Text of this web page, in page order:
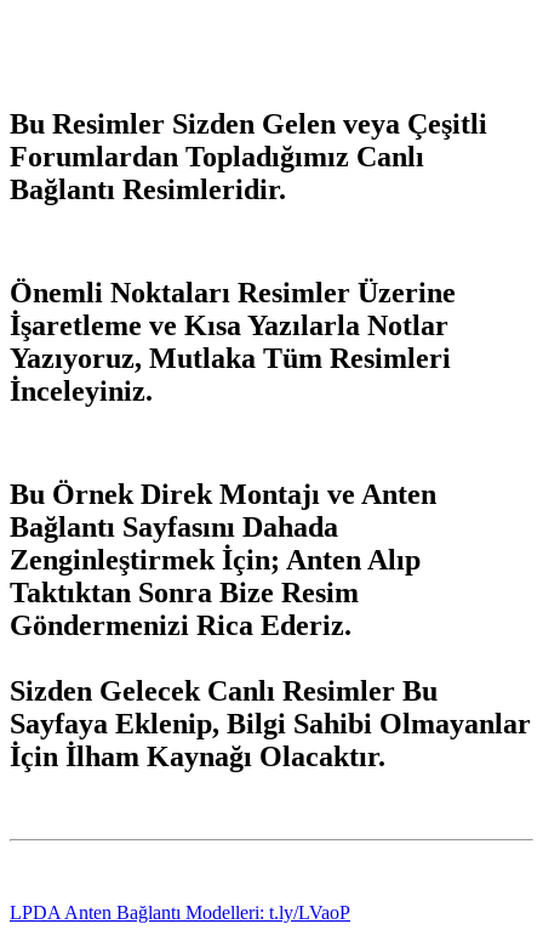
Bu Resimler Sizden Gelen veya Çeşitli
Forumlardan Topladığımız Canlı
Bağlantı Resimleridir.
Önemli Noktaları Resimler Üzerine
İşaretleme ve Kısa Yazılarla Notlar
Yazıyoruz, Mutlaka Tüm Resimleri
İnceleyiniz.
Bu Örnek Direk Montajı ve Anten
Bağlantı Sayfasını Dahada
Zenginleştirmek İçin; Anten Alıp
Taktıktan Sonra Bize Resim
Göndermenizi Rica Ederiz.
Sizden Gelecek Canlı Resimler Bu
Sayfaya Eklenip, Bilgi Sahibi Olmayanlar
İçin İlham Kaynağı Olacaktır.
LPDA Anten Bağlantı Modelleri: t.ly/LVaoP